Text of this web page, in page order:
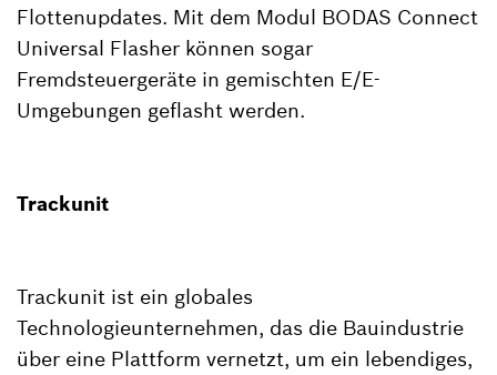
Flottenupdates. Mit dem Modul BODAS Connect
Universal Flasher können sogar
Fremdsteuergeräte in gemischten E/E-
Umgebungen geflasht werden.
Trackunit
Trackunit ist ein globales
Technologieunternehmen, das die Bauindustrie
über eine Plattform vernetzt, um ein lebendiges,